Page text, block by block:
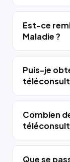
Est-ce
Maladie ?
Puis-je
Combien
Que se